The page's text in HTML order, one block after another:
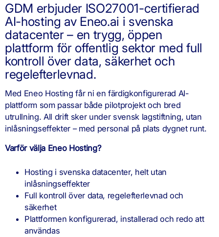
GDM erbjuder ISO27001-certifierad
AI-hosting av Eneo.ai i svenska
datacenter – en trygg, öppen
plattform för offentlig sektor med full
kontroll över data, säkerhet och
regelefterlevnad.
Med Eneo Hosting får ni en färdigkonfigurerad AI-
plattform som passar både pilotprojekt och bred
utrullning. All drift sker under svensk lagstiftning, utan
inlåsningseffekter – med personal på plats dygnet runt.
Varför välja Eneo Hosting?
Hosting i svenska datacenter, helt utan
inlåsningseffekter
Full kontroll över data, regelefterlevnad och
säkerhet
Plattformen konfigurerad, installerad och redo att
användas